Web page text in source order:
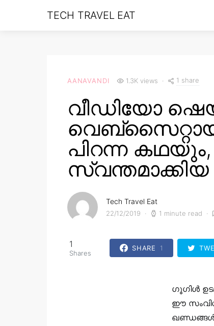
TECH TRAVEL EAT
AANAVANDI 1.3K views 1 share
വീഡിയോ
പിറന്ന
Tech Travel Eat
22/12/2019 1 minute read
1
Shares
SHARE 1
ഗൂഗിൾ
ഈ
ഖണ്ഡങ്ങൾ